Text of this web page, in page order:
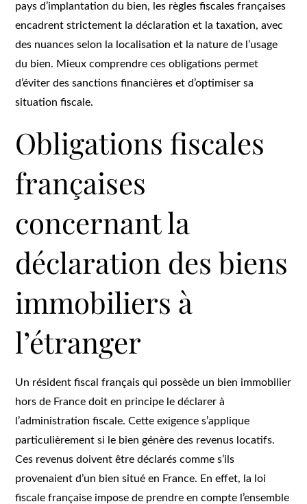
pays d’implantation du bien, les règles fiscales françaises
encadrent strictement la déclaration et la taxation, avec
des nuances selon la localisation et la nature de l’usage
du bien. Mieux comprendre ces obligations permet
d’éviter des sanctions financières et d’optimiser sa
situation fiscale.
Obligations fiscales
françaises
concernant la
déclaration des biens
immobiliers à
l’étranger
Un résident fiscal français qui possède un bien immobilier
hors de France doit en principe le déclarer à
l’administration fiscale. Cette exigence s’applique
particulièrement si le bien génère des revenus locatifs.
Ces revenus doivent être déclarés comme s’ils
provenaient d’un bien situé en France. En effet, la loi
fiscale française impose de prendre en compte l’ensemble